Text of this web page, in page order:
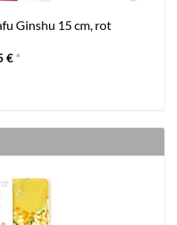
Ginshu 15 cm, rot
€ *